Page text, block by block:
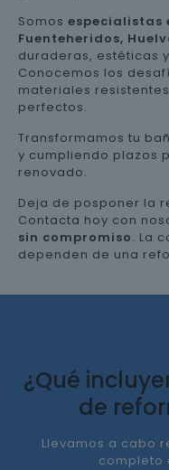
Somos especialistas
Fuenteheridos,
duraderas, estéticas
Conocemos los
materiales
perfectos.
Transformamos tu
y cumpliendo plazos
renovado.
Deja de posponer la
Contacta hoy con
sin compromiso. La
dependen de una
¿Qué
de
Llevamos a cabo
completo